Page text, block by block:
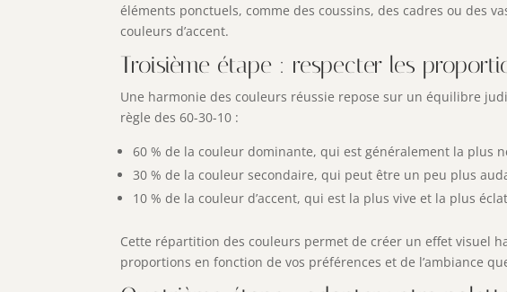
éléments ponctuels, comme des coussins, des cadres ou des
couleurs d’accent.
Troisième étape : respecter les
Une harmonie des couleurs réussie repose sur un équilibre
règle des 60-30-10 :
60 % de la couleur dominante, qui est généralement la plus
30 % de la couleur secondaire, qui peut être un peu plus
10 % de la couleur d’accent, qui est la plus vive et la plus
Cette répartition des couleurs permet de créer un effet visuel
proportions en fonction de vos préférences et de l’ambiance